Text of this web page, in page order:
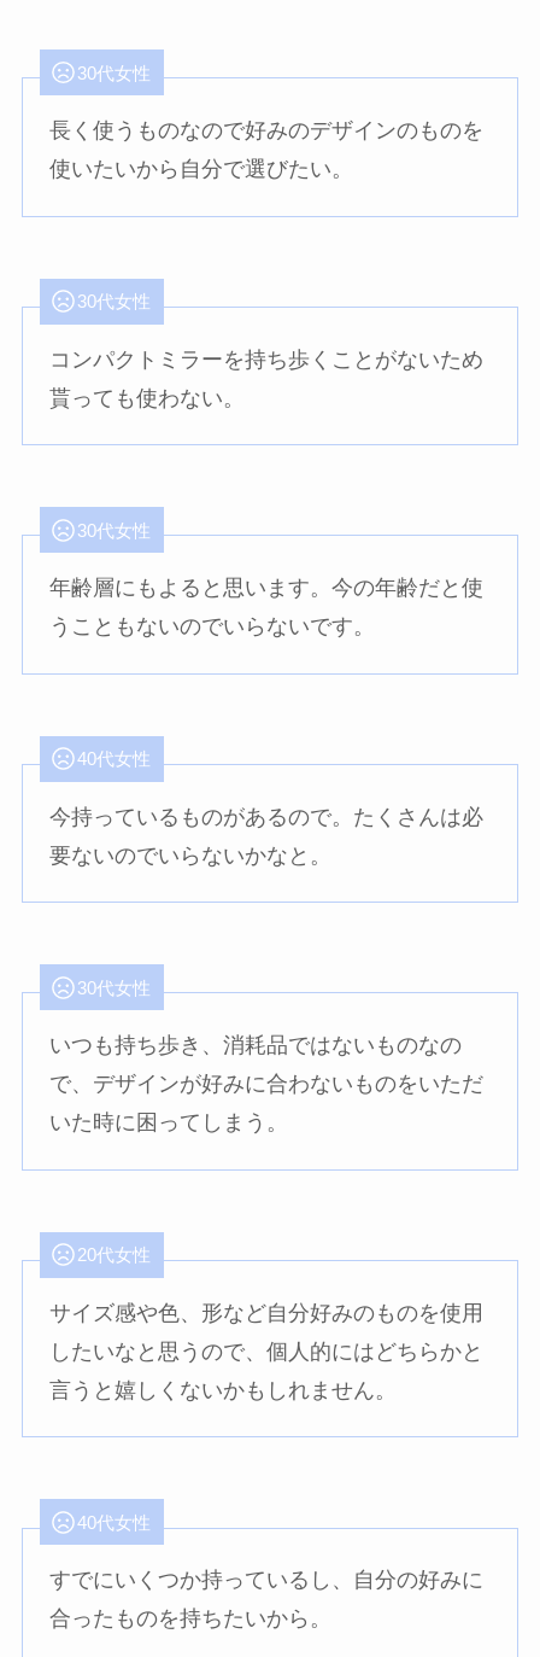
30代女性
長く使うものなので好みのデザインのものを
使いたいから自分で選びたい。
30代女性
コンパクトミラーを持ち歩くことがないため
貰っても使わない。
30代女性
年齢層にもよると思います。今の年齢だと使
うこともないのでいらないです。
40代女性
今持っているものがあるので。たくさんは必
要ないのでいらないかなと。
30代女性
いつも持ち歩き、消耗品ではないものなの
で、デザインが好みに合わないものをいただ
いた時に困ってしまう。
20代女性
サイズ感や色、形など自分好みのものを使用
したいなと思うので、個人的にはどちらかと
言うと嬉しくないかもしれません。
40代女性
すでにいくつか持っているし、自分の好みに
合ったものを持ちたいから。